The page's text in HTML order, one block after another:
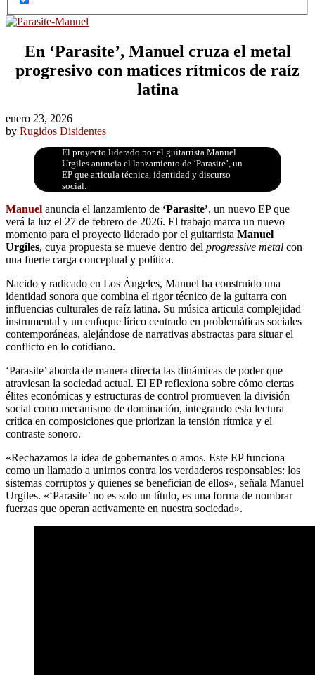
En ‘Parasite’, Manuel cruza el metal
progresivo con matices rítmicos de raíz
latina
enero 23, 2026
by Rugidos Disidentes
El proyecto liderado por el guitarrista Manuel
Urgiles anuncia el lanzamiento de ‘Parasite’, un
EP que articula técnica, identidad y discurso
social.
Manuel anuncia el lanzamiento de ‘Parasite’, un nuevo EP que
verá la luz el 27 de febrero de 2026. El trabajo marca un nuevo
momento para el proyecto liderado por el guitarrista Manuel
Urgiles, cuya propuesta se mueve dentro del progressive metal con
una fuerte carga conceptual y política.
Nacido y radicado en Los Ángeles, Manuel ha construido una
identidad sonora que combina el rigor técnico de la guitarra con
influencias culturales de raíz latina. Su música articula complejidad
instrumental y un enfoque lírico centrado en problemáticas sociales
contemporáneas, alejándose de narrativas abstractas para situar el
conflicto en lo cotidiano.
‘Parasite’ aborda de manera directa las dinámicas de poder que
atraviesan la sociedad actual. El EP reflexiona sobre cómo ciertas
élites económicas y estructuras de control promueven la división
social como mecanismo de dominación, integrando esta lectura
crítica en composiciones que priorizan la tensión rítmica y el
contraste sonoro.
«Rechazamos la idea de gobernantes o amos. Este EP funciona
como un llamado a unirnos contra los verdaderos responsables: los
sistemas corruptos y quienes se benefician de ellos», señala Manuel
Urgiles. «‘Parasite’ no es solo un título, es una forma de nombrar
fuerzas que operan activamente en nuestra sociedad».